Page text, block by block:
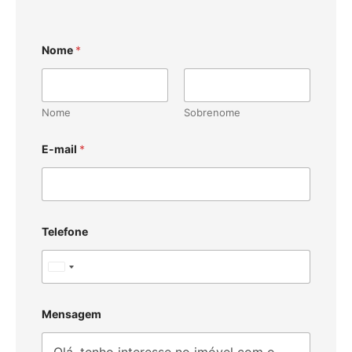
Nome *
Nome Sobrenome
E-mail *
Telefone
i
t
e
Mensagem